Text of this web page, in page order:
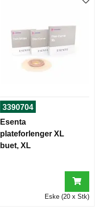
3390704
Esenta
plateforlenger XL
buet, XL
Eske (20 x Stk)